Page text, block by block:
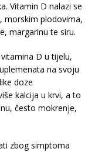
Vitamin D nalazi se
morskim plodovima,
margarinu te siru.
D u tijelu,
na svoju
doze
kalcija u krvi, a to
često mokrenje,
zbog simptoma